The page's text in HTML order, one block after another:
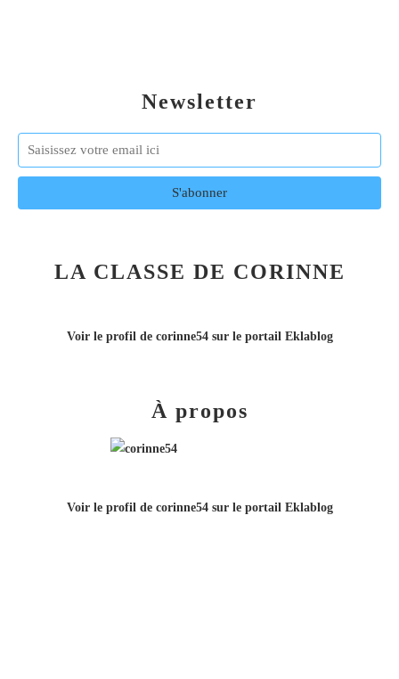
Newsletter
LA CLASSE DE CORINNE
Voir le profil de corinne54sur le portail Eklablog
À propos
Voir le profil de corinne54sur le portail Eklablog